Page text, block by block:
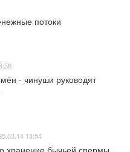
потоки
- чинуши руководят
13:54
хранение бычьей спермы.